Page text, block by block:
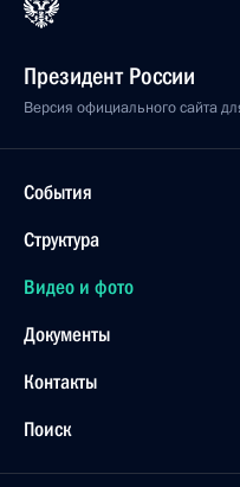
Президент России
Версия официального сайта
События
Структура
Видео и фото
Документы
Контакты
Поиск